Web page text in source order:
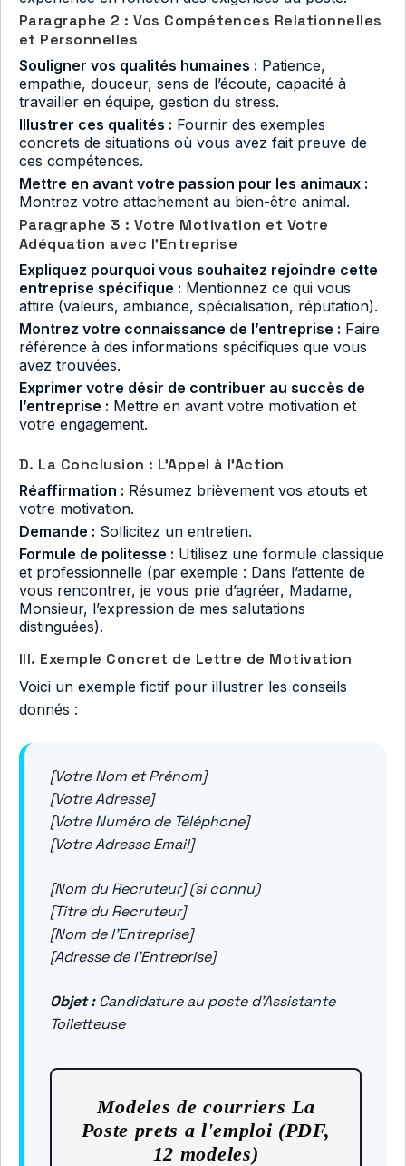
Paragraphe 2 : Vos Compétences Relationnelles
et Personnelles
Souligner vos qualités humaines : Patience,
empathie, douceur, sens de l’écoute, capacité à
travailler en équipe, gestion du stress.
Illustrer ces qualités : Fournir des exemples
concrets de situations où vous avez fait preuve de
ces compétences.
Mettre en avant votre passion pour les animaux :
Montrez votre attachement au bien-être animal.
Paragraphe 3 : Votre Motivation et Votre
Adéquation avec l’Entreprise
Expliquez pourquoi vous souhaitez rejoindre cette
entreprise spécifique : Mentionnez ce qui vous
attire (valeurs, ambiance, spécialisation, réputation).
Montrez votre connaissance de l’entreprise : Faire
référence à des informations spécifiques que vous
avez trouvées.
Exprimer votre désir de contribuer au succès de
l’entreprise : Mettre en avant votre motivation et
votre engagement.
D. La Conclusion : L’Appel à l’Action
Réaffirmation : Résumez brièvement vos atouts et
votre motivation.
Demande : Sollicitez un entretien.
Formule de politesse : Utilisez une formule classique
et professionnelle (par exemple : Dans l’attente de
vous rencontrer, je vous prie d’agréer, Madame,
Monsieur, l’expression de mes salutations
distinguées).
III. Exemple Concret de Lettre de Motivation
Voici un exemple fictif pour illustrer les conseils
donnés :
[Votre Nom et Prénom]
[Votre Adresse]
[Votre Numéro de Téléphone]
[Votre Adresse Email]
[Nom du Recruteur] (si connu)
[Titre du Recruteur]
[Nom de l’Entreprise]
[Adresse de l’Entreprise]
Objet :Candidature au poste d’Assistante
Toiletteuse
Modeles de courriers La
Poste prets a l'emploi (PDF,
12 modeles)